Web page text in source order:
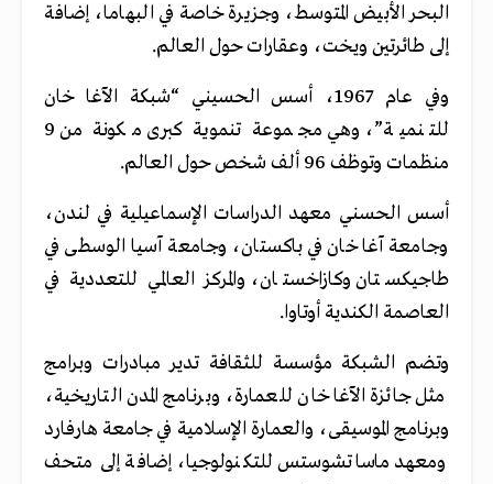
البحر الأبيض المتوسط، وجزيرة خاصة في البهاما، إضافة
إلى طائرتين ويخت، وعقارات حول العالم.
وفي عام 1967، أسس الحسيني “شبكة الآغا خان
للتنمية”، وهي مجموعة تنموية كبرى مكونة من 9
منظمات وتوظف 96 ألف شخص حول العالم.
أسس الحسني معهد الدراسات الإسماعيلية في لندن،
وجامعة آغا خان في باكستان، وجامعة آسيا الوسطى في
طاجيكستان وكازاخستان، والمركز العالمي للتعددية في
العاصمة الكندية أوتاوا.
وتضم الشبكة مؤسسة للثقافة تدير مبادرات وبرامج
مثل جائزة الآغا خان للعمارة، وبرنامج المدن التاريخية،
وبرنامج الموسيقى، والعمارة الإسلامية في جامعة هارفارد
ومعهد ماساتشوستس للتكنولوجيا، إضافة إلى متحف